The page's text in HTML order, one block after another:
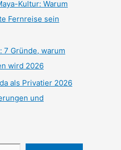
Kultur: Warum
Fernreise sein
7 Gründe, warum
wird 2026
als Privatier 2026
und